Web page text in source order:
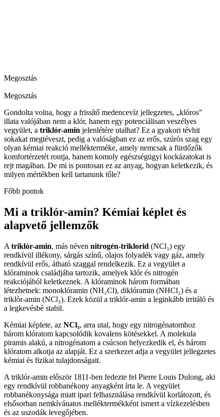
Megosztás
Megosztás
Gondolta volna, hogy a frissítő medencevíz jellegzetes, „klóros”
illata valójában nem a klór, hanem egy potenciálisan veszélyes
vegyület, a triklór-amin jelenlétére utalhat? Ez a gyakori tévhit
sokakat megtéveszt, pedig a valóságban ez az erős, szúrós szag egy
olyan kémiai reakció mellékterméke, amely nemcsak a fürdőzők
komfortérzetét rontja, hanem komoly egészségügyi kockázatokat is
rejt magában. De mi is pontosan ez az anyag, hogyan keletkezik, és
milyen mértékben kell tartanunk tőle?
Főbb pontok
Mi a triklór-amin? Kémiai képlet és
alapvető jellemzők
A triklór-amin, más néven nitrogén-triklorid (NCl₃) egy
rendkívül illékony, sárgás színű, olajos folyadék vagy gáz, amely
rendkívül erős, átható szaggal rendelkezik. Ez a vegyület a
klóraminok családjába tartozik, amelyek klór és nitrogén
reakciójából keletkeznek. A klóraminok három formában
létezhetnek: monoklóramin (NH₂Cl), diklóramin (NHCl₂) és a
triklór-amin (NCl₃). Ezek közül a triklór-amin a leginkább irritáló és
a legkevésbé stabil.
Kémiai képlete, az NCl₃, arra utal, hogy egy nitrogénatomhoz
három klóratom kapcsolódik kovalens kötésekkel. A molekula
piramis alakú, a nitrogénatom a csúcson helyezkedik el, és három
klóratom alkotja az alapját. Ez a szerkezet adja a vegyület jellegzetes
kémiai és fizikai tulajdonságait.
A triklór-amin először 1811-ben fedezte fel Pierre Louis Dulong, aki
egy rendkívül robbanékony anyagként írta le. A vegyület
robbanékonysága miatt ipari felhasználása rendkívül korlátozott, és
elsősorban nemkívánatos melléktermékként ismert a vízkezelésben
és az uszodák levegőjében.